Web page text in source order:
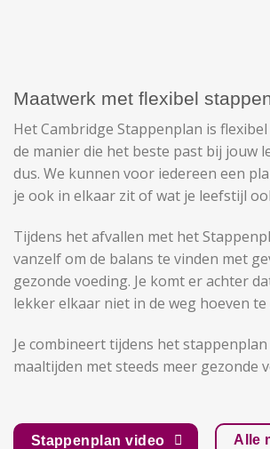
Maatwerk met flexibel
Het Cambridge Stappenplan is
de manier die het beste past bij jouw
dus. We kunnen voor iedereen een
je ook in elkaar zit of wat je leefstijl
Tijdens het afvallen met het
vanzelf om de balans te vinden met
gezonde voeding. Je komt er achter
lekker elkaar niet in de weg hoeven te
Je combineert tijdens het
maaltijden met steeds meer gezonde
Stappenplan video Alle